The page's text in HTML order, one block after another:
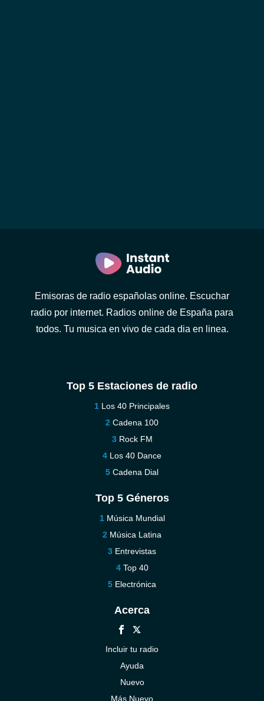
Emisoras de radio españolas online. Escuchar
radio por internet. Radios online de España para
todos. Tu musica en vivo de cada dia en linea.
Top 5 Estaciones de radio
Los 40 Principales
Cadena 100
Rock FM
Los 40 Dance
Cadena Dial
Top 5 Géneros
Música Mundial
Música Latina
Entrevistas
Top 40
Electrónica
Acerca
Incluir tu radio
Ayuda
Nuevo
Más Nuevo